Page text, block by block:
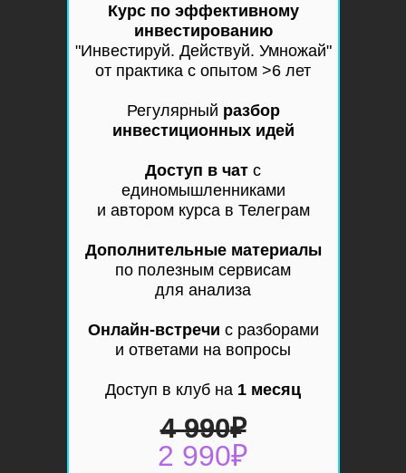
2 990₽
4 990₽
Курс по эффективному
инвестированию
"Инвестируй. Действуй. Умножай"
от практика с опытом >6 лет
Регулярный разбор
инвестиционных идей
Доступ в чат с
единомышленниками
и автором курса в Телеграм
Дополнительные материалы
по полезным сервисам
для анализа
Онлайн-встречи с разборами
и ответами на вопросы
Доступ в клуб на 1 месяц